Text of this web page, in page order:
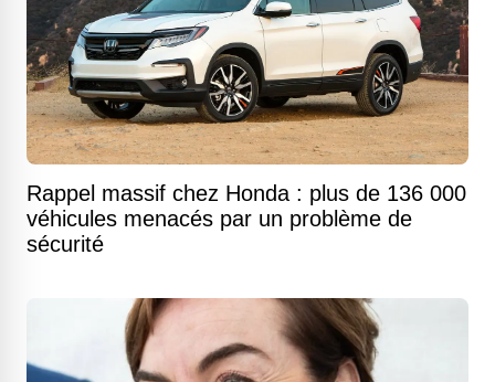
Rappel massif chez Honda : plus de 136 000
véhicules menacés par un problème de
sécurité